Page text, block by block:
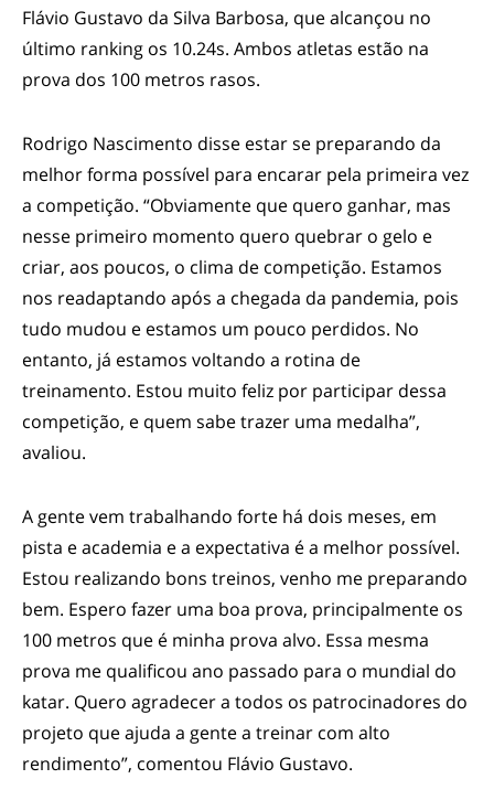
Flávio Gustavo da Silva Barbosa, que alcançou no
último ranking os 10.24s. Ambos atletas estão na
prova dos 100 metros rasos.
Rodrigo Nascimento disse estar se preparando da
melhor forma possível para encarar pela primeira vez
a competição. “Obviamente que quero ganhar, mas
nesse primeiro momento quero quebrar o gelo e
criar, aos poucos, o clima de competição. Estamos
nos readaptando após a chegada da pandemia, pois
tudo mudou e estamos um pouco perdidos. No
entanto, já estamos voltando a rotina de
treinamento. Estou muito feliz por participar dessa
competição, e quem sabe trazer uma medalha”,
avaliou.
A gente vem trabalhando forte há dois meses, em
pista e academia e a expectativa é a melhor possível.
Estou realizando bons treinos, venho me preparando
bem. Espero fazer uma boa prova, principalmente os
100 metros que é minha prova alvo. Essa mesma
prova me qualificou ano passado para o mundial do
katar. Quero agradecer a todos os patrocinadores do
projeto que ajuda a gente a treinar com alto
rendimento”, comentou Flávio Gustavo.